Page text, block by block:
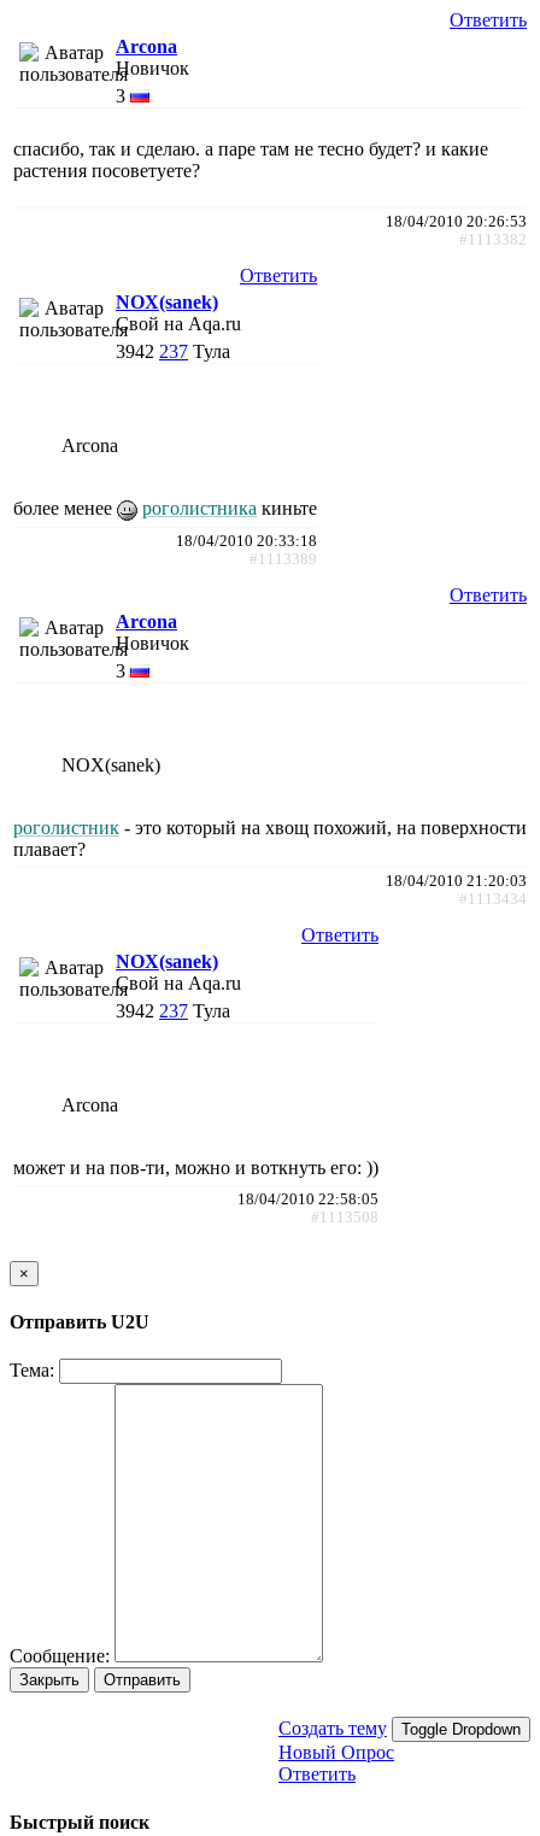
Ответить
Arcona
Новичок
3
спасибо, так и сделаю. а паре там не тесно будет? и какие
растения посоветуете?
18/04/2010 20:26:53
#1113382
Ответить
NOX(sanek)
Свой на Aqa.ru
3942 237 Тула
Arcona
более менее роголистника киньте
18/04/2010 20:33:18
#1113389
Ответить
Arcona
Новичок
3
NOX(sanek)
роголистник - это который на хвощ похожий, на поверхности
плавает?
18/04/2010 21:20:03
#1113434
Ответить
NOX(sanek)
Свой на Aqa.ru
3942 237 Тула
Arcona
может и на пов-ти, можно и воткнуть его: ))
18/04/2010 22:58:05
#1113508
×
Отправить U2U
Тема:
Сообщение:
Закрыть Отправить
Создать тему Toggle Dropdown
Новый Опрос
Ответить
Быстрый поиск